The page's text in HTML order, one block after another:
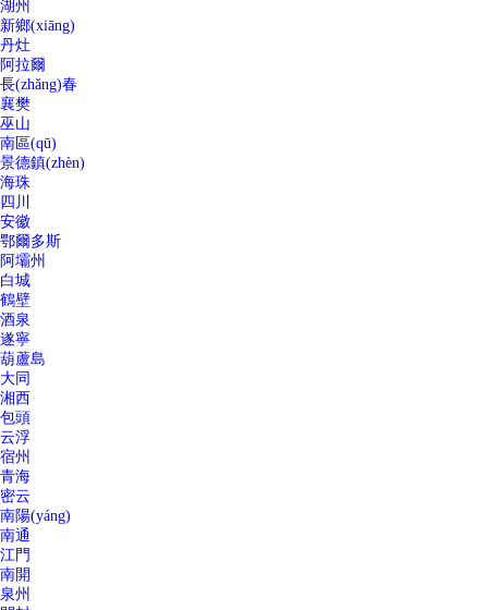
湖州
新鄉(xiāng)
丹灶
阿拉爾
長(zhǎng)春
襄樊
巫山
南區(qū)
景德鎮(zhèn)
海珠
四川
安徽
鄂爾多斯
阿壩州
白城
鶴壁
酒泉
遂寧
葫蘆島
大同
湘西
包頭
云浮
宿州
青海
密云
南陽(yáng)
南通
江門
南開
泉州